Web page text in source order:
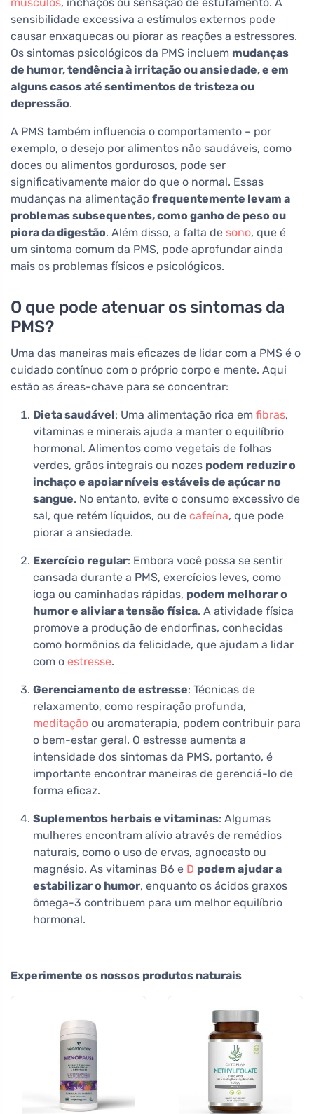
sensibilidade excessiva a estímulos externos pode
causar enxaquecas ou piorar as reações a estressores.
Os sintomas psicológicos da PMS incluem mudanças
de humor, tendência à irritação ou ansiedade, e em
alguns casos até sentimentos de tristeza ou
depressão.
A PMS também influencia o comportamento – por
exemplo, o desejo por alimentos não saudáveis, como
doces ou alimentos gordurosos, pode ser
significativamente maior do que o normal. Essas
mudanças na alimentação frequentemente levam a
problemas subsequentes, como ganho de peso ou
piora da digestão. Além disso, a falta de sono, que é
um sintoma comum da PMS, pode aprofundar ainda
mais os problemas físicos e psicológicos.
O que pode atenuar os sintomas da
PMS?
Uma das maneiras mais eficazes de lidar com a PMS é o
cuidado contínuo com o próprio corpo e mente. Aqui
estão as áreas-chave para se concentrar:
Dieta saudável: Uma alimentação rica em fibras,
vitaminas e minerais ajuda a manter o equilíbrio
hormonal. Alimentos como vegetais de folhas
verdes, grãos integrais ou nozes podem reduzir o
inchaço e apoiar níveis estáveis de açúcar no
sangue. No entanto, evite o consumo excessivo de
sal, que retém líquidos, ou de cafeína, que pode
piorar a ansiedade.
Exercício regular: Embora você possa se sentir
cansada durante a PMS, exercícios leves, como
ioga ou caminhadas rápidas, podem melhorar o
humor e aliviar a tensão física. A atividade física
promove a produção de endorfinas, conhecidas
como hormônios da felicidade, que ajudam a lidar
com o estresse.
Gerenciamento de estresse: Técnicas de
relaxamento, como respiração profunda,
meditação ou aromaterapia, podem contribuir para
o bem-estar geral. O estresse aumenta a
intensidade dos sintomas da PMS, portanto, é
importante encontrar maneiras de gerenciá-lo de
forma eficaz.
Suplementos herbais e vitaminas: Algumas
mulheres encontram alívio através de remédios
naturais, como o uso de ervas, agnocasto ou
magnésio. As vitaminas B6 e D podem ajudar a
estabilizar o humor, enquanto os ácidos graxos
ômega-3 contribuem para um melhor equilíbrio
hormonal.
Experimente os nossos produtos naturais